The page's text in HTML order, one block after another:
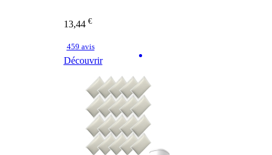
13,44 €
459 avis
Découvrir